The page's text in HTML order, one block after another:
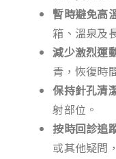
暫時避免高
箱、溫泉及
減少激烈運
青，恢復時
保持針孔清
射部位。
按時回診追
或其他疑問